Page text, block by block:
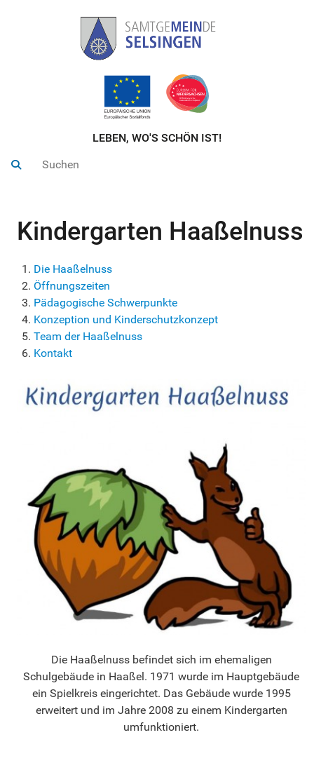
LEBEN, WO'S SCHÖN IST!
Kindergarten Haaßelnuss
Die Haaßelnuss
Öffnungszeiten
Pädagogische Schwerpunkte
Konzeption und Kinderschutzkonzept
Team der Haaßelnuss
Kontakt
Die Haaßelnuss befindet sich im ehemaligen
Schulgebäude in Haaßel. 1971 wurde im Hauptgebäude
ein Spielkreis eingerichtet. Das Gebäude wurde 1995
erweitert und im Jahre 2008 zu einem Kindergarten
umfunktioniert.